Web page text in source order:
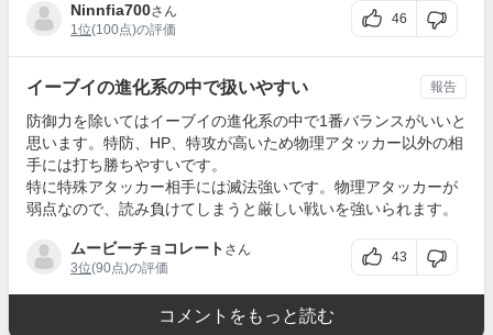
Ninnfia700さん
1位(100点)の評価
46
イーブイの進化系の中で扱いやすい
防御力を除いてはイーブイの進化系の中で1番バランスがいいと
思います。特防、HP、特攻が高いため物理アタッカー以外の相
手には打ち勝ちやすいです。
特に特殊アタッカー相手には滅法強いです。物理アタッカーが
弱点なので、読み負けてしまうと厳しい戦いを強いられます。
ムービーチョコレート さん
3位(90点)の評価
43
報告
コメントをもっと読む